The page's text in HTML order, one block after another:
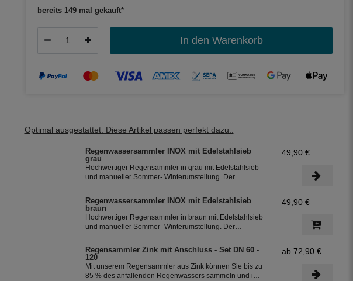
bereits 149 mal gekauft*
In den Warenkorb
Optimal ausgestattet: Diese Artikel passen perfekt dazu..
Regenwassersammler INOX mit Edelstahlsieb
grau
Hochwertiger Regensammler in grau mit Edelstahlsieb
und manueller Sommer- Winterumstellung. Der
Überlaufstop und leitet zuverlässig sauberes
Regenwasser in ihre Regentonne. Dieser Fallrohrfilter
ist bereits 1000-fach im Einsatz und wird in die ganze
Welt exportiert.
49,90 €
Regenwassersammler INOX mit Edelstahlsieb
braun
Hochwertiger Regensammler in braun mit Edelstahlsieb
und manueller Sommer- Winterumstellung. Der
Überlaufstop und leitet zuverlässig sauberes
Regenwasser in ihre Regentonne. Dieser Fallrohrfilter
ist bereits 1000-fach im Einsatz und wird in die ganze
Welt exportiert.
49,90 €
Regensammler Zink mit Anschluss - Set DN 60 -
120
Mit unserem Regensammler aus Zink können Sie bis zu
85 % des anfallenden Regenwassers sammeln und in
ab 72,90 €